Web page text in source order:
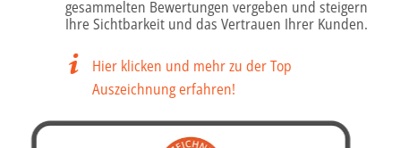
zu können und die Zugriffe auf unsere Website zu
analysieren. Außerdem geben wir Informationen zu Ihrer
soziale Medien, Werbung und Analysen weiter. Unsere
Partner führen diese Informationen möglicherweise mit
haben oder die sie im Rahmen Ihrer Nutzung der Dienste
gesammelten Bewertungen vergeben und steigern
Ihre Sichtbarkeit und das Vertrauen Ihrer Kunden.
Hier klicken und mehr zu der Top
Auszeichnung erfahren!